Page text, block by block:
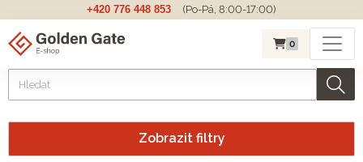
+420 776 448 853 (Po-Pá, 8:00-17:00)
0
Zobrazit filtry